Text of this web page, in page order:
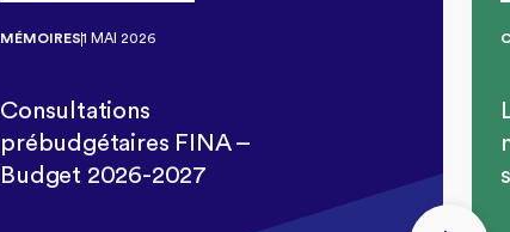
MÉMOIRES1 MAI 2026
Consultations
prébudgétaires FINA –
Budget 2026-2027